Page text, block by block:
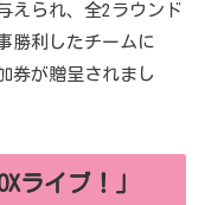
えられ、全2ラウンド
勝利したチームに
券が贈呈されまし
ライブ！」